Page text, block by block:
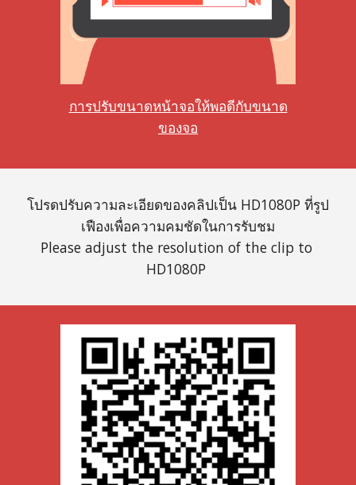
การปรับขนาดหน้าจอให้พอดีกับขนาด
ของจอ
โปรดปรับความละเอียดของคลิปเป็น HD1080P ที่รูป
เฟืองเพื่อความคมชัดในการรับชม
Please adjust the resolution of the clip to
HD1080P